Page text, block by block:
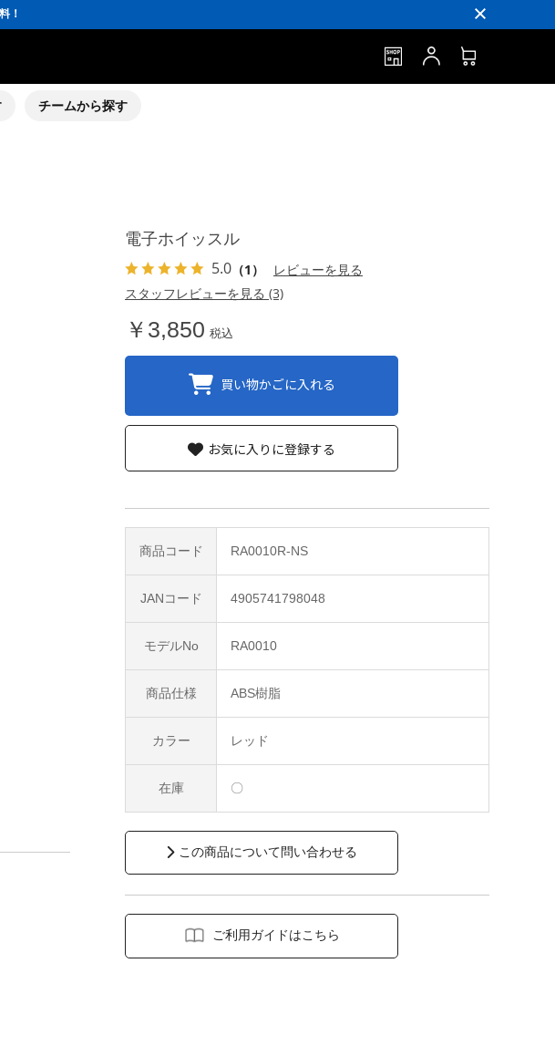
は7％
」プレゼント！
レゼント！
！
は7％
」プレゼント！
チームから探す
電子ホイッスル
5.0 （1）
レビューを見る
スタッフレビューを見る (3)
￥3,850 税込
買い物かごに入れる
商品コード RA0010R-NS
JANコード 4905741798048
モデルNo RA0010
商品仕様 ABS樹脂
カラー レッド
在庫 〇
この商品について問い合わせる
ご利用ガイドはこちら
お気に入りに登録する